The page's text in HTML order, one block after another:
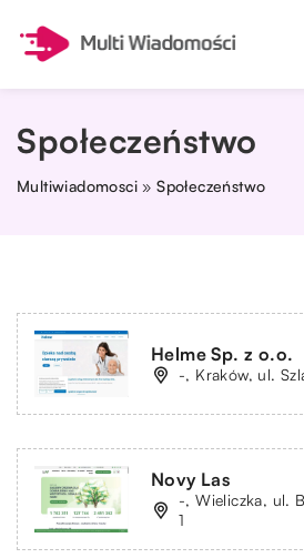
Społeczeństwo
Multiwiadomosci »Społeczeństwo
Helme Sp. z o.o.
-, Kraków, ul.
Novy Las
-, Wieliczka, ul.
1